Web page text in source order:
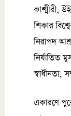
কাশ্মীরী,
শিকার
নিরাপদ
নির্যাতিত
স্বাধীনতা,
একারণে